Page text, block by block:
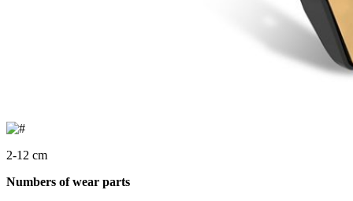
2-12 cm
Numbers of wear parts